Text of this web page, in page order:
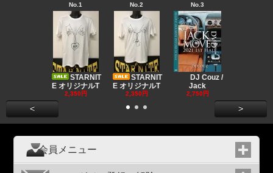
No.1
STARNIT
E オリジナルT
2,350円
No.2
STARNIT
E オリジナルT
2,350円
No.3
DJ Couz /
Jack
2,750円
< >
会員メニュー